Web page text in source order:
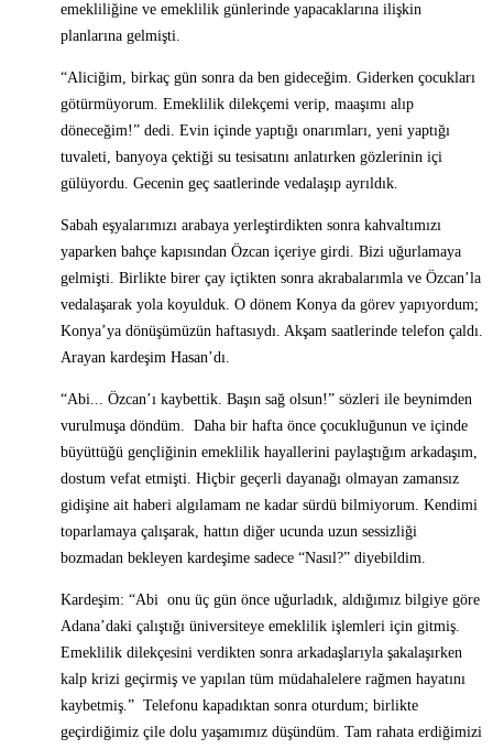
emekliliğine ve emeklilik günlerinde yapacaklarına ilişkin
planlarına gelmişti.
“Aliciğim, birkaç gün sonra da ben gideceğim. Giderken çocukları
götürmüyorum. Emeklilik dilekçemi verip, maaşımı alıp
döneceğim!” dedi. Evin içinde yaptığı onarımları, yeni yaptığı
tuvaleti, banyoya çektiği su tesisatını anlatırken gözlerinin içi
gülüyordu. Gecenin geç saatlerinde vedalaşıp ayrıldık.
Sabah eşyalarımızı arabaya yerleştirdikten sonra kahvaltımızı
yaparken bahçe kapısından Özcan içeriye girdi. Bizi uğurlamaya
gelmişti. Birlikte birer çay içtikten sonra akrabalarımla ve Özcan’la
vedalaşarak yola koyulduk. O dönem Konya da görev yapıyordum;
Konya’ya dönüşümüzün haftasıydı. Akşam saatlerinde telefon çaldı.
Arayan kardeşim Hasan’dı.
“Abi... Özcan’ı kaybettik. Başın sağ olsun!” sözleri ile beynimden
vurulmuşa döndüm. Daha bir hafta önce çocukluğunun ve içinde
büyüttüğü gençliğinin emeklilik hayallerini paylaştığım arkadaşım,
dostum vefat etmişti. Hiçbir geçerli dayanağı olmayan zamansız
gidişine ait haberi algılamam ne kadar sürdü bilmiyorum. Kendimi
toparlamaya çalışarak, hattın diğer ucunda uzun sessizliği
bozmadan bekleyen kardeşime sadece “Nasıl?” diyebildim.
Kardeşim: “Abi onu üç gün önce uğurladık, aldığımız bilgiye göre
Adana’daki çalıştığı üniversiteye emeklilik işlemleri için gitmiş.
Emeklilik dilekçesini verdikten sonra arkadaşlarıyla şakalaşırken
kalp krizi geçirmiş ve yapılan tüm müdahalelere rağmen hayatını
kaybetmiş.” Telefonu kapadıktan sonra oturdum; birlikte
geçirdiğimiz çile dolu yaşamımız düşündüm. Tam rahata erdiğimizi